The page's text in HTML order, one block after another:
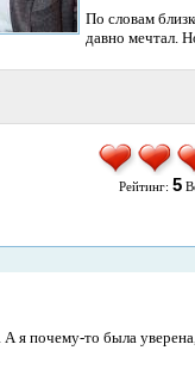
По словам
давно мечтал.
Рейтинг: 5
А я почему-то была